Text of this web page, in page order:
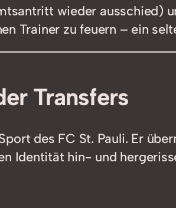
wieder ausschied)
Trainer zu feuern – ein
Transfers
des FC St. Pauli. Er
Identität hin- und